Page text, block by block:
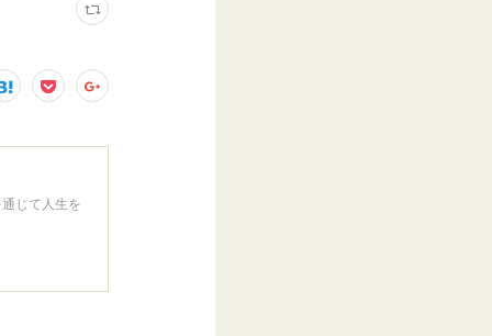
じて人生を